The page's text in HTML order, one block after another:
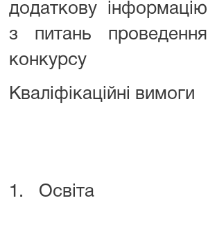
додаткову інформацію
з питань проведення
конкурсу
Кваліфікаційні вимоги
1. Освіта